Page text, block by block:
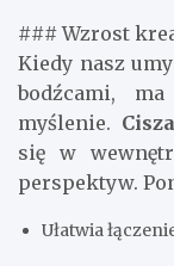
### Wzrost
Kiedy nasz
bodźcami,
myślenie. Cisza
się w
perspektyw.
Ułatwia